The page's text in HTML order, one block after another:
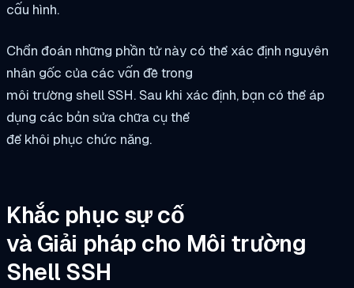
cấu hình.
Chẩn đoán những phần tử này có thể xác định nguyên
nhân gốc của các vấn đề trong
môi trường shell SSH. Sau khi xác định, bạn có thể áp
dụng các bản sửa chữa cụ thể
để khôi phục chức năng.
Khắc phục sự cố
và Giải pháp cho Môi trường
Shell SSH